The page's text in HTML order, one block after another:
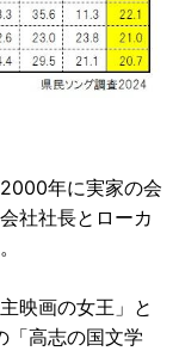
年に実家の会
社社長とローカ
映画の女王」と
「高志の国文学